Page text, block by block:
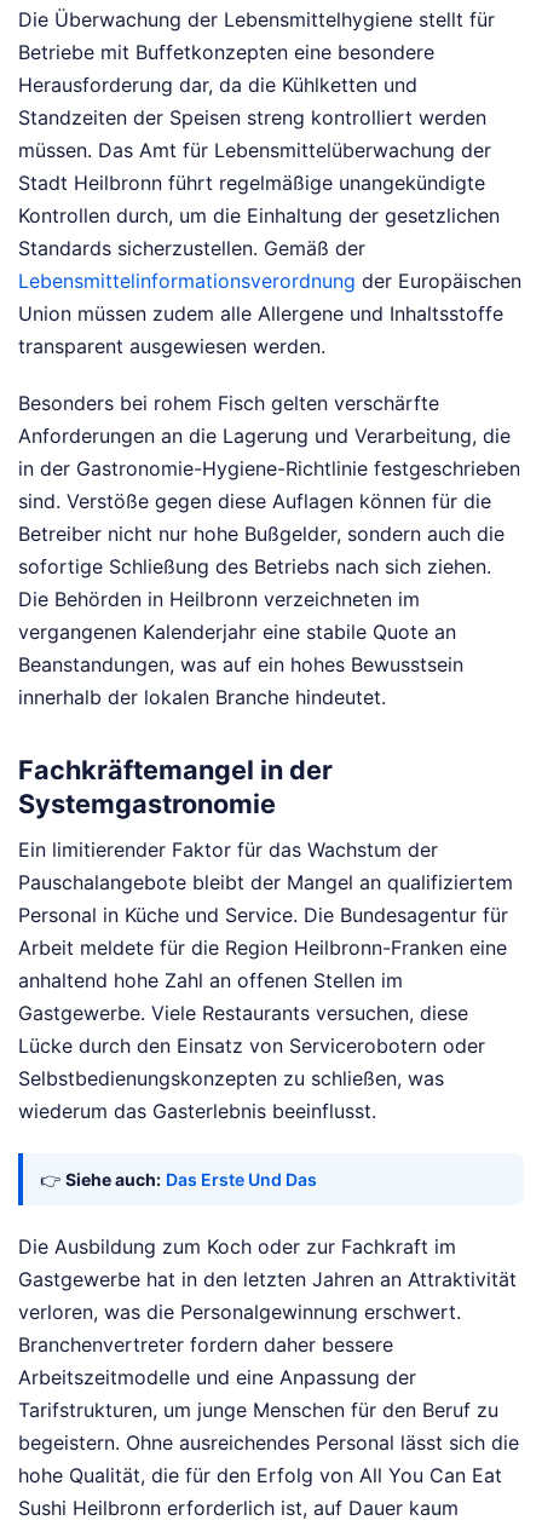
Die Überwachung der Lebensmittelhygiene stellt für
Betriebe mit Buffetkonzepten eine besondere
Herausforderung dar, da die Kühlketten und
Standzeiten der Speisen streng kontrolliert werden
müssen. Das Amt für Lebensmittelüberwachung der
Stadt Heilbronn führt regelmäßige unangekündigte
Kontrollen durch, um die Einhaltung der gesetzlichen
Standards sicherzustellen. Gemäß der
Lebensmittelinformationsverordnung der Europäischen
Union müssen zudem alle Allergene und Inhaltsstoffe
transparent ausgewiesen werden.
Besonders bei rohem Fisch gelten verschärfte
Anforderungen an die Lagerung und Verarbeitung, die
in der Gastronomie-Hygiene-Richtlinie festgeschrieben
sind. Verstöße gegen diese Auflagen können für die
Betreiber nicht nur hohe Bußgelder, sondern auch die
sofortige Schließung des Betriebs nach sich ziehen.
Die Behörden in Heilbronn verzeichneten im
vergangenen Kalenderjahr eine stabile Quote an
Beanstandungen, was auf ein hohes Bewusstsein
innerhalb der lokalen Branche hindeutet.
Fachkräftemangel in der
Systemgastronomie
Ein limitierender Faktor für das Wachstum der
Pauschalangebote bleibt der Mangel an qualifiziertem
Personal in Küche und Service. Die Bundesagentur für
Arbeit meldete für die Region Heilbronn-Franken eine
anhaltend hohe Zahl an offenen Stellen im
Gastgewerbe. Viele Restaurants versuchen, diese
Lücke durch den Einsatz von Servicerobotern oder
Selbstbedienungskonzepten zu schließen, was
wiederum das Gasterlebnis beeinflusst.
👉 Siehe auch: Das Erste Und Das
Die Ausbildung zum Koch oder zur Fachkraft im
Gastgewerbe hat in den letzten Jahren an Attraktivität
verloren, was die Personalgewinnung erschwert.
Branchenvertreter fordern daher bessere
Arbeitszeitmodelle und eine Anpassung der
Tarifstrukturen, um junge Menschen für den Beruf zu
begeistern. Ohne ausreichendes Personal lässt sich die
hohe Qualität, die für den Erfolg von All You Can Eat
Sushi Heilbronn erforderlich ist, auf Dauer kaum